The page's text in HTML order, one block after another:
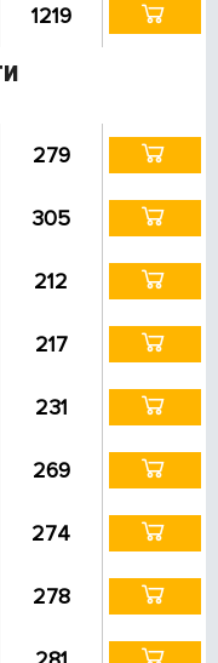
1219
279
305
212
217
231
269
274
278